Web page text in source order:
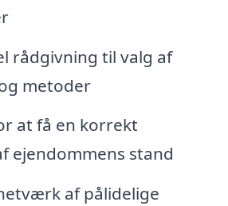
rådgivning til valg af
metoder
at få en korrekt
ejendommens stand
af pålidelige